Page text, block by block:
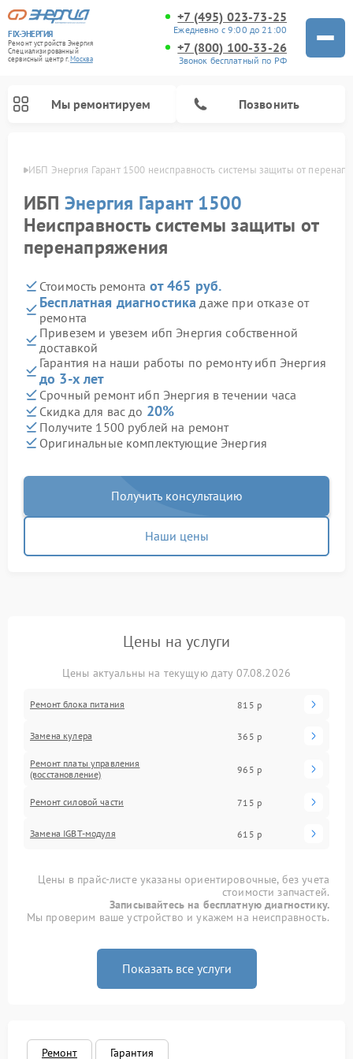
FIX-ЭНЕРГИЯ
Ремонт устройств Энергия
Специализированный
cервисный центр г.Москва
+7 (495) 023-73-25
Ежедневно с 9:00 до 21:00
+7 (800) 100-33-26
Звонок бесплатный по РФ
Мы ремонтируем Позвонить
ИБП Энергия Гарант 1500 неисправность системы защиты от
ИБП Энергия Гарант 1500
Неисправность системы защиты от
перенапряжения
Стоимость ремонта от 465 руб.
Бесплатная диагностика даже при отказе от
ремонта
Привезем и увезем ибп Энергия собственной
доставкой
Гарантия на наши работы по ремонту ибп Энергия
до 3-х лет
Срочный ремонт ибп Энергия в течении часа
Скидка для вас до 20%
Получите 1500 рублей на ремонт
Оригинальные комплектующие Энергия
Получить консультацию
Наши цены
Цены на услуги
Цены актуальны на текущую дату 07.08.2026
Ремонт блока питания 815 р
Замена кулера 365 р
Ремонт платы управления
(восстановление)
965 р
Ремонт силовой части 715 р
Замена IGBT-модуля 615 р
Цены в прайс-листе указаны ориентировочные, без учета
стоимости запчастей.
Записывайтесь на бесплатную диагностику.
Мы проверим ваше устройство и укажем на неисправность.
Показать все услуги
Ремонт Гарантия